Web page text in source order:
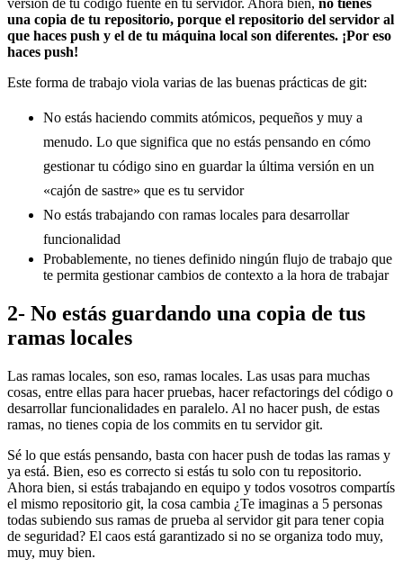
versión de tu código fuente en tu servidor. Ahora bien, no tienes
una copia de tu repositorio, porque el repositorio del servidor al
que haces push y el de tu máquina local son diferentes. ¡Por eso
haces push!
Este forma de trabajo viola varias de las buenas prácticas de git:
No estás haciendo commits atómicos, pequeños y muy a
menudo. Lo que significa que no estás pensando en cómo
gestionar tu código sino en guardar la última versión en un
«cajón de sastre» que es tu servidor
No estás trabajando con ramas locales para desarrollar
funcionalidad
Probablemente, no tienes definido ningún flujo de trabajo que
te permita gestionar cambios de contexto a la hora de trabajar
2- No estás guardando una copia de tus
ramas locales
Las ramas locales, son eso, ramas locales. Las usas para muchas
cosas, entre ellas para hacer pruebas, hacer refactorings del código o
desarrollar funcionalidades en paralelo. Al no hacer push, de estas
ramas, no tienes copia de los commits en tu servidor git.
Sé lo que estás pensando, basta con hacer push de todas las ramas y
ya está. Bien, eso es correcto si estás tu solo con tu repositorio.
Ahora bien, si estás trabajando en equipo y todos vosotros compartís
el mismo repositorio git, la cosa cambia ¿Te imaginas a 5 personas
todas subiendo sus ramas de prueba al servidor git para tener copia
de seguridad? El caos está garantizado si no se organiza todo muy,
muy, muy bien.